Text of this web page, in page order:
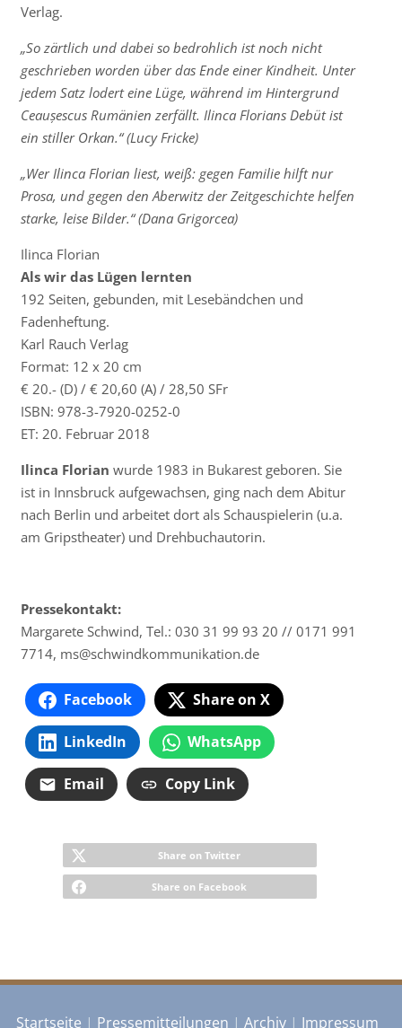
Verlag.
„So zärtlich und dabei so bedrohlich ist noch nicht
geschrieben worden über das Ende einer Kindheit. Unter
jedem Satz lodert eine Lüge, während im Hintergrund
Ceaușescus Rumänien zerfällt. Ilinca Florians Debüt ist
ein stiller Orkan.“ (Lucy Fricke)
„Wer Ilinca Florian liest, weiß: gegen Familie hilft nur
Prosa, und gegen den Aberwitz der Zeitgeschichte helfen
starke, leise Bilder.“ (Dana Grigorcea)
Ilinca Florian
Als wir das Lügen lernten
192 Seiten, gebunden, mit Lesebändchen und
Fadenheftung.
Karl Rauch Verlag
Format: 12 x 20 cm
€ 20.- (D) / € 20,60 (A) / 28,50 SFr
ISBN: 978-3-7920-0252-0
ET: 20. Februar 2018
Ilinca Florian wurde 1983 in Bukarest geboren. Sie
ist in Innsbruck aufgewachsen, ging nach dem Abitur
nach Berlin und arbeitet dort als Schauspielerin (u.a.
am Gripstheater) und Drehbuchautorin.
Pressekontakt:
Margarete Schwind, Tel.: 030 31 99 93 20 // 0171 991
7714, ms@schwindkommunikation.de
Facebook Share on X
LinkedIn WhatsApp
Email Copy Link
Share on Twitter
Share on Facebook
Startseite | Pressemitteilungen | Archiv| Impressum